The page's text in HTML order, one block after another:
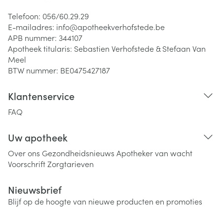
Telefoon: 056/60.29.29
E-mailadres: info@apotheekverhofstede.be
APB nummer: 344107
Apotheek titularis: Sebastien Verhofstede & Stefaan Van
Meel
BTW nummer: BE0475427187
Klantenservice
FAQ
Uw apotheek
Over ons Gezondheidsnieuws Apotheker van wacht
VoorschriftZorgtarieven
Nieuwsbrief
Blijf op de hoogte van nieuwe producten en promoties